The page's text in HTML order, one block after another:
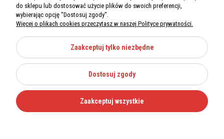
O nas
Informacje
Moje konto
Kategorie
do sklepu lub dostosować użycie plików do swoich preferencji,
wybierając opcję "Dostosuj zgody".
Więcej o plikach cookies przeczytasz w naszej Polityce prywatności.
Zaakceptuj tylko niezbędne
Dostosuj zgody
Zaakceptuj wszystkie